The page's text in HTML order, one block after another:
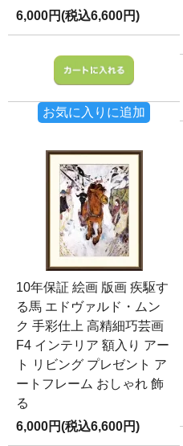
6,000円(税込6,600円)
お気に入りに追加
10年保証 絵画 版画 疾駆す
る馬 エドヴァルド・ムン
ク 手彩仕上 高精細巧芸画
F4 インテリア 額入り アー
ト リビング プレゼント ア
ートフレーム おしゃれ 飾
る
6,000円(税込6,600円)